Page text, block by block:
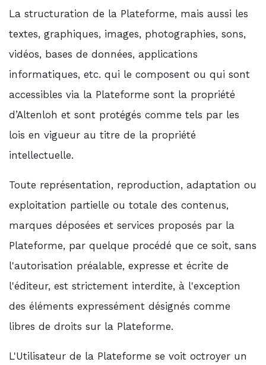
La structuration de la Plateforme, mais aussi les
textes, graphiques, images, photographies, sons,
vidéos, bases de données, applications
informatiques, etc. qui le composent ou qui sont
accessibles via la Plateforme sont la propriété
d’Altenloh et sont protégés comme tels par les
lois en vigueur au titre de la propriété
intellectuelle.
Toute représentation, reproduction, adaptation ou
exploitation partielle ou totale des contenus,
marques déposées et services proposés par la
Plateforme, par quelque procédé que ce soit, sans
l'autorisation préalable, expresse et écrite de
l'éditeur, est strictement interdite, à l'exception
des éléments expressément désignés comme
libres de droits sur la Plateforme.
L'Utilisateur de la Plateforme se voit octroyer un